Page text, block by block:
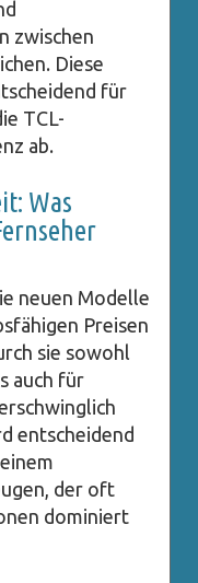
zwischen
Diese
für
TCL-
ab.
Was
neuen Modelle
Preisen
sie sowohl
auch für
entscheidend
der oft
dominiert